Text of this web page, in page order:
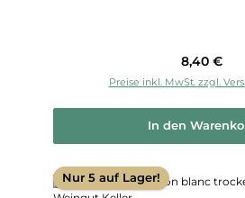
Regulärer
8,40 €
Preise inkl. MwSt. zzgl.
In den
Nur 5 auf Lager!